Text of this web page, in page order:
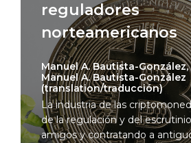
reguladores
norteamericanos
Manuel A. Bautista-González,
Manuel A. Bautista-González
(translation/traducción)
La industria de las
de la regulación y del
amigos y contratando a